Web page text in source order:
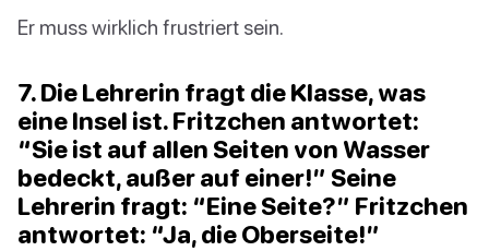
Er muss wirklich frustriert sein.
7. Die Lehrerin fragt die Klasse, was
eine Insel ist. Fritzchen antwortet:
“Sie ist auf allen Seiten von Wasser
bedeckt, außer auf einer!” Seine
Lehrerin fragt: “Eine Seite?” Fritzchen
antwortet: “Ja, die Oberseite!”